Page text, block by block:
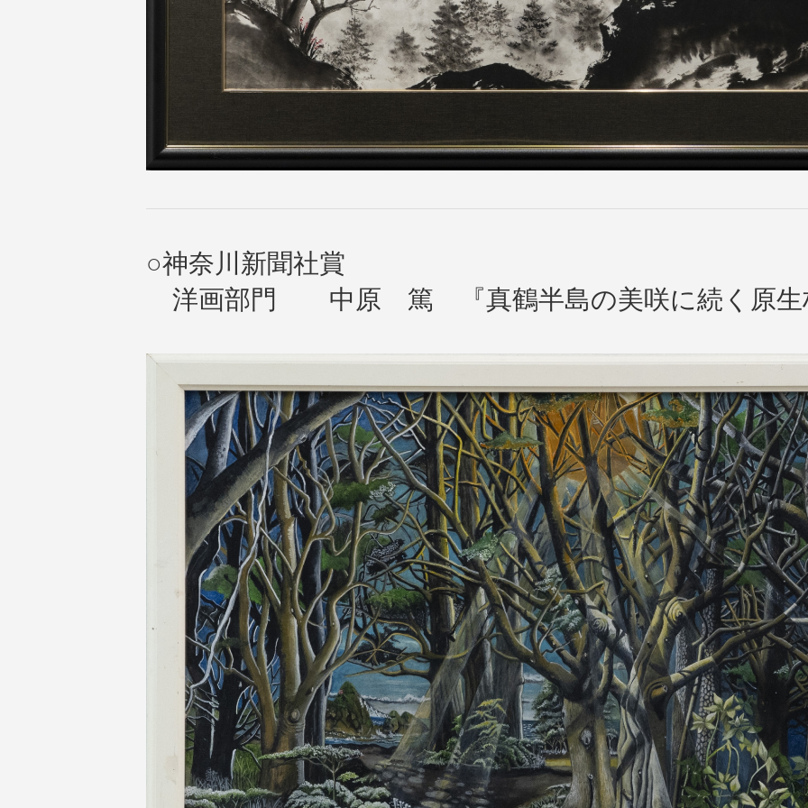
○神奈川新聞社賞
洋画部門 中原 篤 『真鶴半島の美咲に続く原生